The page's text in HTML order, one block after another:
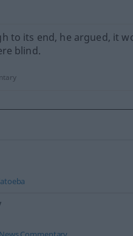
to its end, he argued, it
blind.